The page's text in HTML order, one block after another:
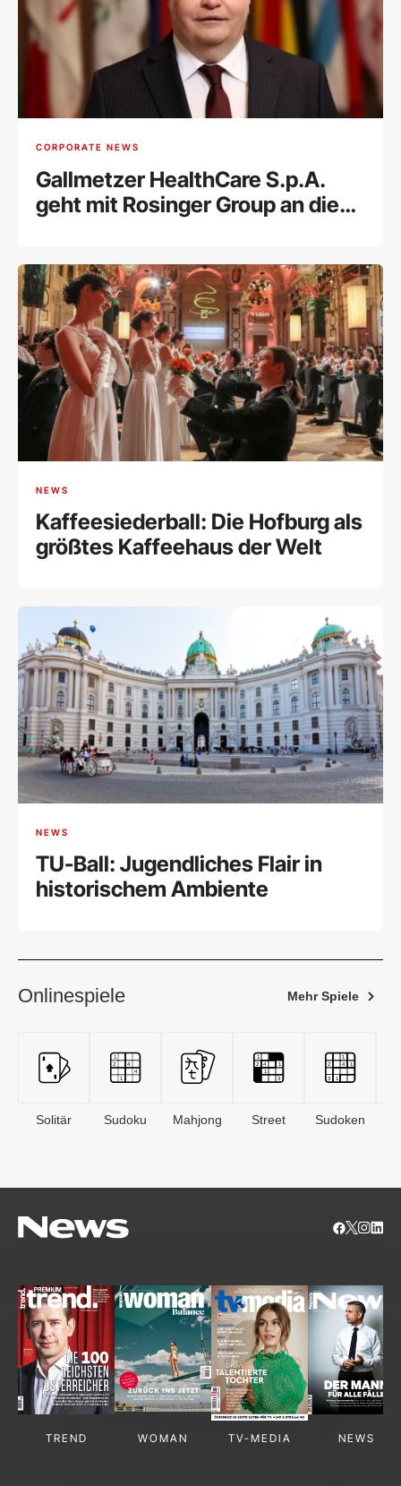
CORPORATE NEWS
Gallmetzer HealthCare S.p.A.
geht mit Rosinger Group an die
NEWS
Kaffeesiederball: Die Hofburg als
größtes Kaffeehaus der Welt
NEWS
TU-Ball: Jugendliches Flair in
historischem Ambiente
Onlinespiele Mehr Spiele
Solitär Sudoku Mahjong Street Sudoken
TREND WOMAN TV-MEDIA NEWS